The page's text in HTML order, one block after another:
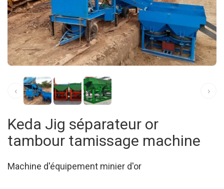
‹ ›
Keda Jig séparateur or
tambour tamissage machine
Machine d'équipement minier d'or